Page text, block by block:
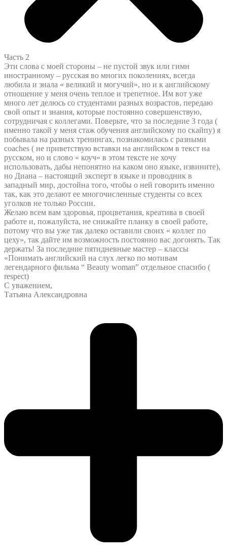
Часть 2
Эти слова с моей стороны – не пустой звук или гимн
иностранному – русская во многих поколениях, всегда
любила и знала « великий и могучий», но и к английскому
отношение у меня очень теплое и трепетное. Им вот уже
много лет делюсь со студентами разных возрастов, передаю
свой опыт и знания, которые постоянно совершенствую,
сотрудничая с коллегами. Поверьте, что за последние 3 года (
именно такой у меня стаж обучения английскому по скайпу) я
побывала на разных тренингах, познакомилась с разными
coaches ( не приветствую вставки на английском в текст на
русском, но и слово « коуч» в этом тексте не хочу
использовать, дабы непонятно на каком оно языке, извините),
но Диана – настоящий эксперт в языке и проводник в
западный мир, достойна того, чтобы о ней говорить именно
так, как это делают ее многочисленные студенты со всех
уголков не только России.
Желаю всем вам здоровья, процветания, креатива в своей
работе и, пожалуйста, не снижайте планку в своей работе,
потому что вы уже так далеко оставили своих « коллег по
цеху», так дайте им возможность постоянно вас догонять. Так
держать! За последние пятидневные мастер – классы
«Понимать английский на слух легко по мотивам
легендарного фильма “ Beauty woman” отдельное спасибо (
respect)
С уважением,
Татьяна Александровна